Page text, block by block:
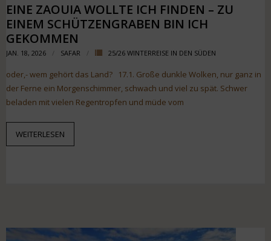
EINE ZAOUIA WOLLTE ICH FINDEN – ZU
EINEM SCHÜTZENGRABEN BIN ICH
GEKOMMEN
JAN. 18, 2026 SAFAR 25/26 WINTERREISE IN DEN SÜDEN
oder,- wem gehört das Land? 17.1. Große dunkle Wolken, nur ganz in
der Ferne ein Morgenschimmer, schwach und viel zu spät. Schwer
beladen mit vielen Regentropfen und müde vom
WEITERLESEN